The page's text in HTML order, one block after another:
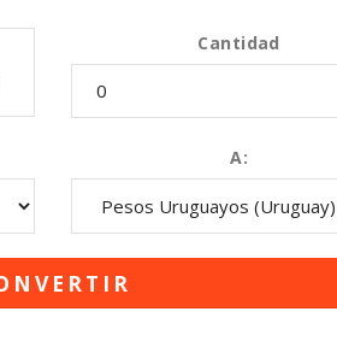
Cantidad
A: